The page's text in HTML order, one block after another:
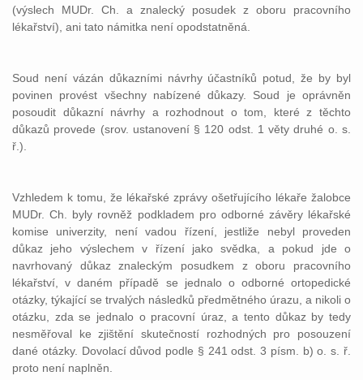
(výslech MUDr. Ch. a znalecký posudek z oboru pracovního
lékařství), ani tato námitka není opodstatněná.
Soud není vázán důkazními návrhy účastníků potud, že by byl
povinen provést všechny nabízené důkazy. Soud je oprávněn
posoudit důkazní návrhy a rozhodnout o tom, které z těchto
důkazů provede (srov. ustanovení § 120 odst. 1 věty druhé o. s.
ř.).
Vzhledem k tomu, že lékařské zprávy ošetřujícího lékaře žalobce
MUDr. Ch. byly rovněž podkladem pro odborné závěry lékařské
komise univerzity, není vadou řízení, jestliže nebyl proveden
důkaz jeho výslechem v řízení jako svědka, a pokud jde o
navrhovaný důkaz znaleckým posudkem z oboru pracovního
lékařství, v daném případě se jednalo o odborné ortopedické
otázky, týkající se trvalých následků předmětného úrazu, a nikoli o
otázku, zda se jednalo o pracovní úraz, a tento důkaz by tedy
nesměřoval ke zjištění skutečností rozhodných pro posouzení
dané otázky. Dovolací důvod podle § 241 odst. 3 písm. b) o. s. ř.
proto není naplněn.